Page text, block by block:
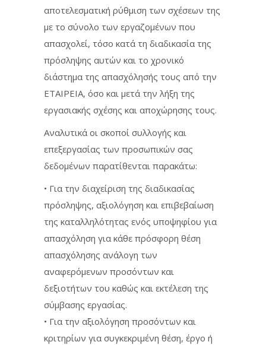
αποτελεσματική ρύθμιση των σχέσεων της
με το σύνολο των εργαζομένων που
απασχολεί, τόσο κατά τη διαδικασία της
πρόσληψης αυτών και το χρονικό
διάστημα της απασχόλησής τους από την
ΕΤΑΙΡΕΙΑ, όσο και μετά την λήξη της
εργασιακής σχέσης και αποχώρησης τους.
Αναλυτικά οι σκοποί συλλογής και
επεξεργασίας των προσωπικών σας
δεδομένων παρατίθενται παρακάτω:
• Για την διαχείριση της διαδικασίας
πρόσληψης, αξιολόγηση και επιβεβαίωση
της καταλληλότητας ενός υποψηφίου για
απασχόληση για κάθε πρόσφορη θέση
απασχόλησης ανάλογη των
αναφερόμενων προσόντων και
δεξιοτήτων του καθώς και εκτέλεση της
σύμβασης εργασίας.
• Για την αξιολόγηση προσόντων και
κριτηρίων για συγκεκριμένη θέση, έργο ή